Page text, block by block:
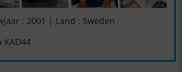
: 2001 | Land : Sweden
KAD44